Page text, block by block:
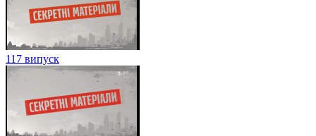
117 випуск